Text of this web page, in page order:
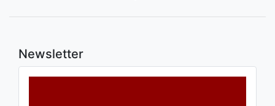
Newsletter